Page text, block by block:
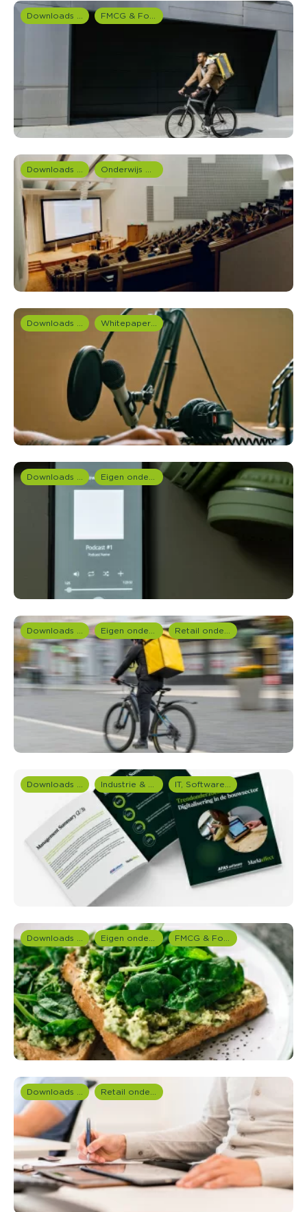
Downloads en rapportages FMCG & Food branche
Downloads en rapportages Onderwijs onderzoek
Downloads en rapportages Whitepapers overzicht
Downloads en rapportages Eigen onderzoeken
Downloads en rapportages Eigen onderzoeken Retail onderzoek
Downloads en rapportages Industrie & Productie IT, Software & Telecom
Downloads en rapportages Eigen onderzoeken FMCG & Food branche
Downloads en rapportages Retail onderzoek